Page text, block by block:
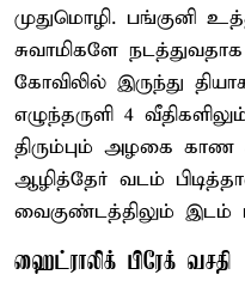
முதுமொழி. பங்குனி
சுவாமிகளே
கோவிலில் இருந்து
எழுந்தருளி 4
திரும்பும் அழகை
ஆழித்தேர் வடம்
வைகுண்டத்திலும் இடம்
ஹைட்ராலிக் பிரேக் வசதி